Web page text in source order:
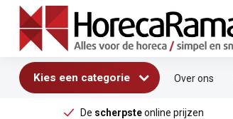
Kies een categorie Over ons
De scherpsteonline prijzen